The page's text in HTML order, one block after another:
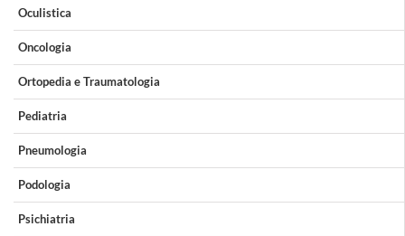
Oculistica
Oncologia
Ortopedia e Traumatologia
Pediatria
Pneumologia
Podologia
Psichiatria